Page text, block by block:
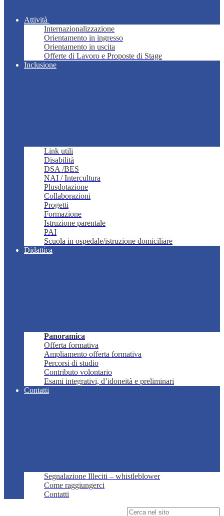
Attività
Internazionalizzazione
Orientamento in ingresso
Orientamento in uscita
Offerte di Lavoro e Proposte di Stage
Inclusione
Link utili
Disabilità
DSA /BES
NAI / Intercultura
Plusdotazione
Collaborazioni
Progetti
Formazione
Istruzione parentale
PAI
Scuola in ospedale/istruzione domiciliare
Didattica
Panoramica
Offerta formativa
Ampliamento offerta formativa
Percorsi di studio
Contributo volontario
Esami integrativi, d’idoneità e preliminari
Contatti
Segnalazione Illeciti – whistleblower
Come raggiungerci
Contatti